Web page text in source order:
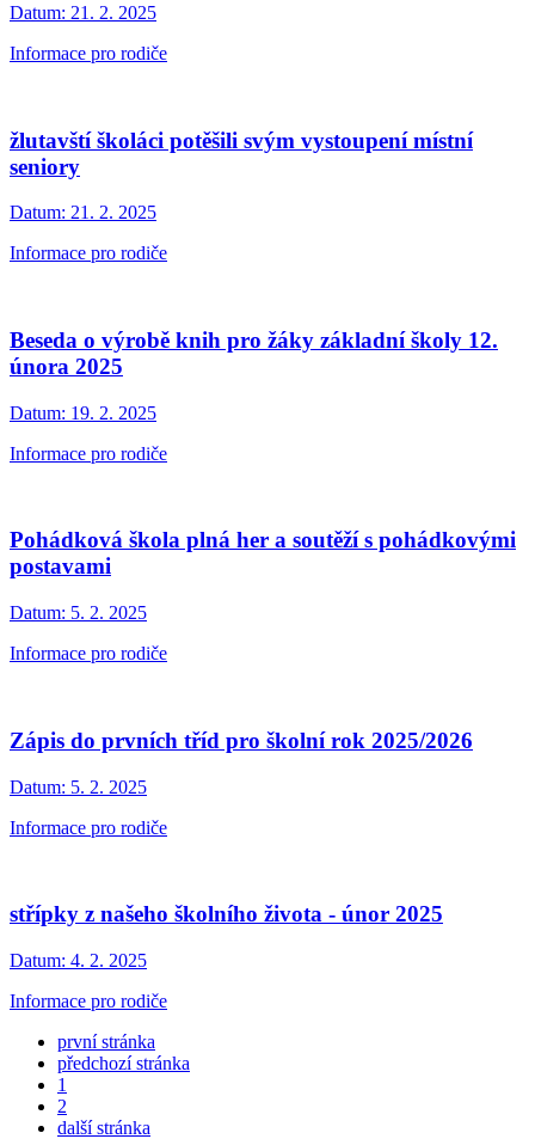
Datum: 21. 2. 2025
Informace pro rodiče
žlutavští školáci potěšili svým vystoupení místní
seniory
Datum: 21. 2. 2025
Informace pro rodiče
Beseda o výrobě knih pro žáky základní školy 12.
února 2025
Datum: 19. 2. 2025
Informace pro rodiče
Pohádková škola plná her a soutěží s pohádkovými
postavami
Datum: 5. 2. 2025
Informace pro rodiče
Zápis do prvních tříd pro školní rok 2025/2026
Datum: 5. 2. 2025
Informace pro rodiče
střípky z našeho školního života - únor 2025
Datum: 4. 2. 2025
Informace pro rodiče
první stránka
předchozí stránka
1
2
další stránka